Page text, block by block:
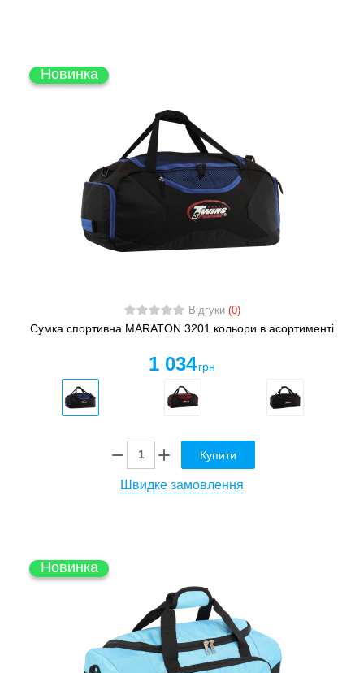
Новинка
Відгуки (0)
Сумка спортивна MARATON 3201 кольори в асортименті
1 034 грн
Купити
Швидке замовлення
Новинка